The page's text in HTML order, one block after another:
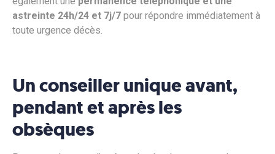
astreinte 24h/24 et 7j/7 pour répondre immédiatement à
toute urgence décès.
Un conseiller unique avant,
pendant et après les
obsèques